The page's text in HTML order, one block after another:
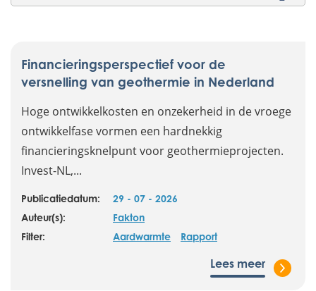
Financieringsperspectief voor de
versnelling van geothermie in Nederland
Hoge ontwikkelkosten en onzekerheid in de vroege
ontwikkelfase vormen een hardnekkig
financieringsknelpunt voor geothermieprojecten.
Invest-NL,...
Publicatiedatum:
29 - 07 - 2026
Auteur(s):
Fakton
Filter:
Aardwarmte Rapport
Lees meer